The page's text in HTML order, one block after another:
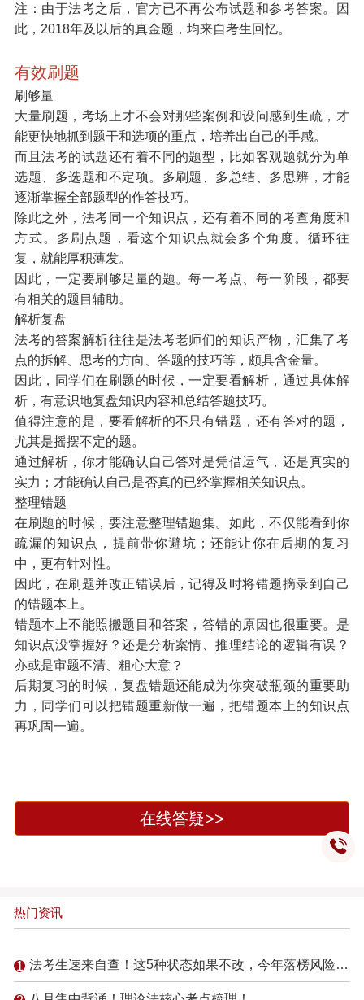
注：由于法考之后，官方已不再公布试题和参考答案。因
此，2018年及以后的真金题，均来自考生回忆。
有效刷题
刷够量
大量刷题，考场上才不会对那些案例和设问感到生疏，才
能更快地抓到题干和选项的重点，培养出自己的手感。
而且法考的试题还有着不同的题型， 比如客观题就分为单
选题、多选题和不定项。多刷题、多总结、多思辨，才能
逐渐掌握全部题型的作答技巧。
除此之外，法考同一个知识点，还有着不同的考查角度和
方式。多刷点题，看这个知识点就会多个角度。循环往
复，就能厚积薄发。
因此，一定要刷够足量的题。每一考点、每一阶段，都要
有相关的题目辅助。
解析复盘
法考的答案解析往往是法考老师们的知识产物，汇集了考
点的拆解、思考的方向、答题的技巧等，颇具含金量。
因此，同学们在刷题的时候，一定要看解析， 通过具体解
析，有意识地复盘知识内容和总结答题技巧。
值得注意的是，要看解析的不只有错题，还有答对的题，
尤其是摇摆不定的题。
通过解析，你才能确认自己答对是凭借运气，还是真实的
实力；才能确认自己是否真的已经掌握相关知识点。
整理错题
在刷题的时候，要注意整理错题集。 如此，不仅能看到你
疏漏的知识点，提前带你避坑；还能让你在后期的复习
中，更有针对性。
因此，在刷题并改正错误后，记得及时将错题摘录到自己
的错题本上。
错题本上不能照搬题目和答案， 答错的原因也很重要。是
知识点没掌握好？还是分析案情、推理结论的逻辑有误？
亦或是审题不清、粗心大意？
后期复习的时候，复盘错题还能成为你突破瓶颈的重要助
力，同学们可以把错题重新做一遍，把错题本上的知识点
再巩固一遍。
在线答疑>>
热门资讯
法考生速来自查！这5种状态如果不改，今年落榜风险倍增！